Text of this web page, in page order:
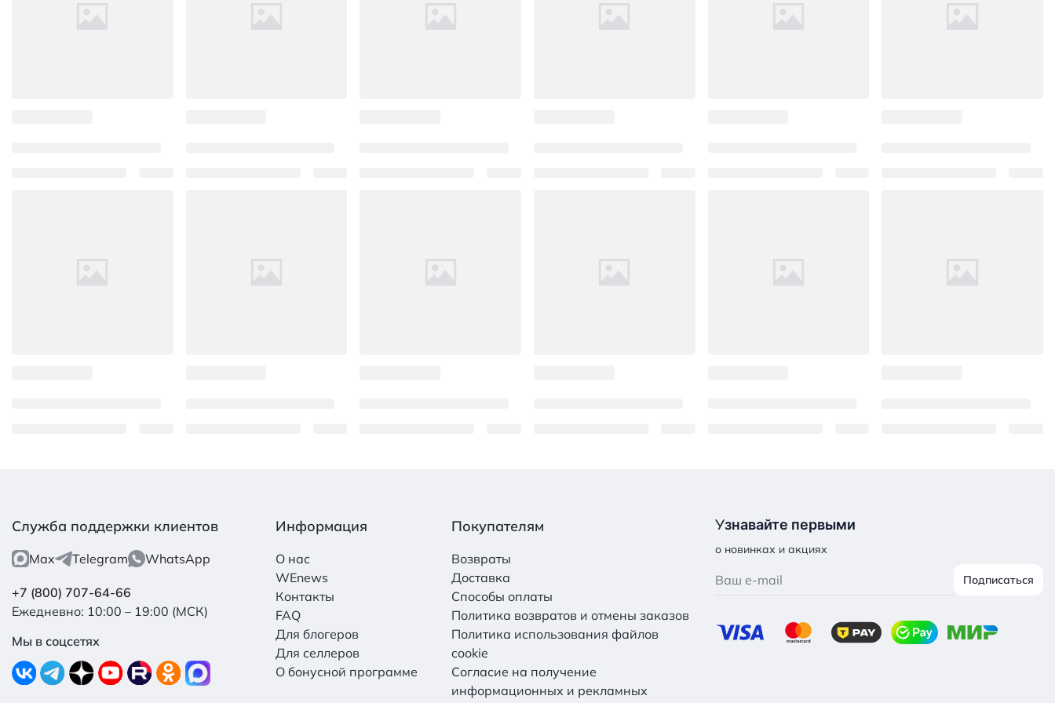
Служба поддержки клиентов
Max Telegram WhatsApp
+7 (800) 707-64-66
Ежедневно: 10:00 – 19:00 (МСК)
Мы в соцсетях
Информация
О нас
WEnews
Контакты
FAQ
Для блогеров
Для селлеров
О бонусной программе
Покупателям
Возвраты
Доставка
Способы оплаты
Политика возвратов и отмены заказов
Политика использования файлов
cookie
Согласие на получение
информационных и рекламных
Узнавайте первыми
о новинках и акциях
Подписаться